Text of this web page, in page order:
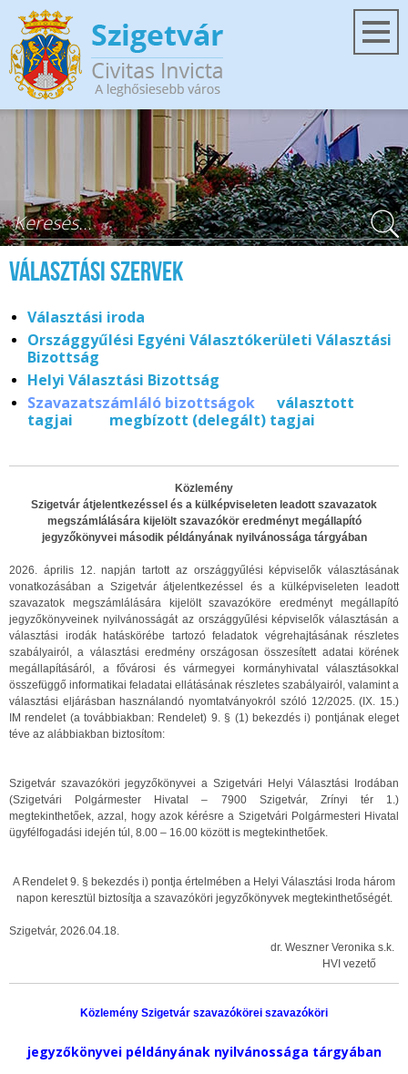
Ugrás a tartalomra
Keresés űrlap
Választási szervek
Választási iroda
Országgyűlési Egyéni Választókerületi Választási
Bizottság
Helyi Választási Bizottság
Szavazatszámláló bizottságok választott
tagjai
megbízott (delegált) tagjai
Közlemény
Szigetvár átjelentkezéssel és a külképviseleten leadott szavazatok
megszámlálására kijelölt szavazókör eredményt megállapító
jegyzőkönyvei második példányának nyilvánossága tárgyában
2026. április 12. napján tartott az országgyűlési képviselők választásának
vonatkozásában a Szigetvár átjelentkezéssel és a külképviseleten leadott
szavazatok megszámlálására kijelölt szavazóköre eredményt megállapító
jegyzőkönyveinek nyilvánosságát az országgyűlési képviselők választásán a
választási irodák hatáskörébe tartozó feladatok végrehajtásának részletes
szabályairól, a választási eredmény országosan összesített adatai körének
megállapításáról, a fővárosi és vármegyei kormányhivatal választásokkal
összefüggő informatikai feladatai ellátásának részletes szabályairól, valamint a
választási eljárásban használandó nyomtatványokról ​szóló 12/2025. (IX. 15.)
IM rendelet (a továbbiakban: Rendelet) 9. § (1) bekezdés i) pontjának eleget
téve az alábbiakban biztosítom:
Szigetvár szavazóköri jegyzőkönyvei a Szigetvári Helyi Választási Irodában
(Szigetvári Polgármester Hivatal – 7900 Szigetvár, Zrínyi tér 1.)
megtekinthetőek, azzal, hogy azok kérésre a Szigetvári Polgármesteri Hivatal
ügyfélfogadási idején túl, 8.00 – 16.00 között is megtekinthetőek.
A Rendelet 9. § bekezdés i) pontja értelmében a Helyi Választási Iroda három
napon keresztül biztosítja a szavazóköri jegyzőkönyvek megtekinthetőségét.
Szigetvár, 2026.04.18.
dr. Weszner Veronika s.k.
HVI vezető
Közlemény Szigetvár szavazókörei szavazóköri
jegyzőkönyvei példányának nyilvánossága tárgyában